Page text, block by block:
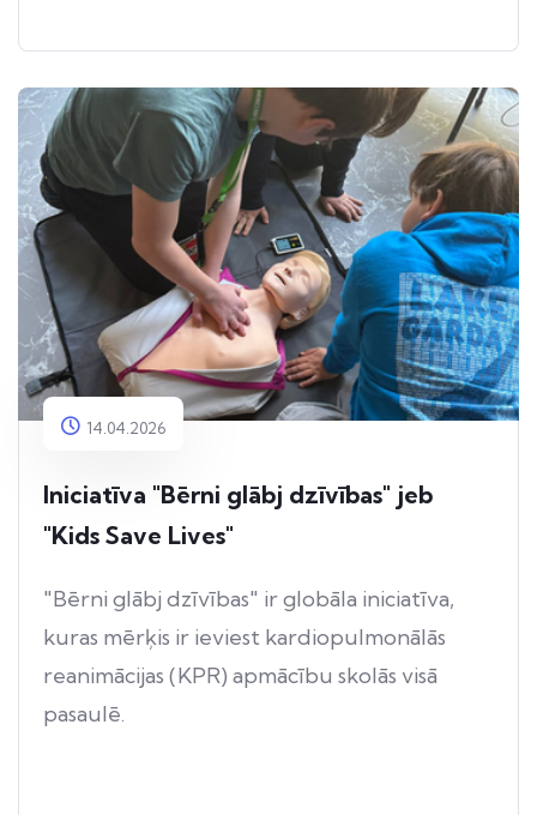
14.04.2026
Iniciatīva "Bērni glābj dzīvības" jeb
"Kids Save Lives"
"Bērni glābj dzīvības" ir globāla iniciatīva,
kuras mērķis ir ieviest kardiopulmonālās
reanimācijas (KPR) apmācību skolās visā
pasaulē.